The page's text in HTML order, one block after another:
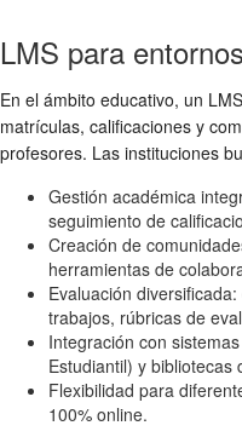
LMS para
En el ámbito educativo, un
matrículas, calificaciones y
profesores. Las instituciones
Gestión académica
seguimiento de
Creación de
herramientas de
Evaluación
trabajos, rúbricas de
Integración con
Estudiantil) y bibliotecas
Flexibilidad para
100% online.